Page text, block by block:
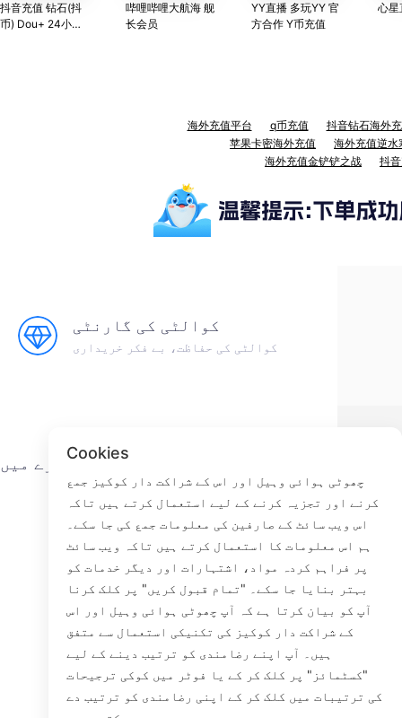
抖音充值 钻石(抖
币) Dou+ 24小时
哔哩哔哩大航海 舰
长会员
YY直播 多玩YY 官
方合作 Y币充值
海外充值平台 q币充值
抖音钻石海外
苹果卡密海外充值
海外充值逆水
海外充值金铲铲之战
抖
کوالٹی کی گارنٹی
کوالٹی کی حفاظت، بے فکر خریداری
تھوڑی سی مچھلی کے بارے میں
ہم سے رابطہ کریں
ترسیل کا عمل
واپسی کا عمل
ہمارے بارے میں
ROOM
Cookies
چھوٹی ہوائی وہیل اور اس کے شراکت دار کوکیز جمع
کرنے اور تجزیہ کرنے کے لیے استعمال کرتے ہیں تاکہ
اس ویب سائٹ کے صارفین کی معلومات جمع کی جا سکے۔
ہم اس معلومات کا استعمال کرتے ہیں تاکہ ویب سائٹ
پر فراہم کردہ مواد، اشتہارات اور دیگر خدمات کو
بہتر بنایا جا سکے۔ "تمام قبول کریں" پر کلک کرنا
آپ کو بیان کرتا ہے کہ آپ چھوٹی ہوائی وہیل اور اس
کے شراکت دار کوکیز کی تکنیکی استعمال سے متفق
ہیں۔ آپ اپنے رضامندی کو ترتیب دینے کے لیے
"کسٹمائز" پر کلک کر کے یا فوٹر میں کوکی ترجیحات
کی ترتیبات میں کلک کر کے اپنی رضامندی کو ترتیب دے